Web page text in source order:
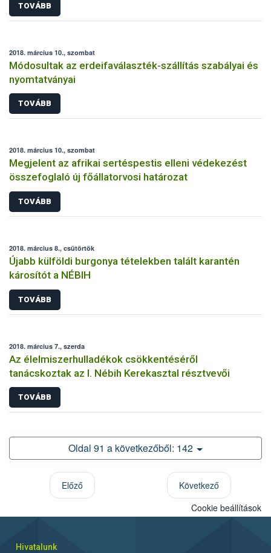
TOVÁBB
2018. március 10., szombat
Módosultak az erdeifaválaszték-szállítás szabályai és
nyomtatványai
TOVÁBB
2018. március 10., szombat
Megjelent az afrikai sertéspestis elleni védekezést
összefoglaló új főállatorvosi határozat
TOVÁBB
2018. március 8., csütörtök
Újabb külföldi burgonya tételekben talált karantén
károsítót a NÉBIH
TOVÁBB
2018. március 7., szerda
Az élelmiszerhulladékok csökkentéséről
tanácskoztak az I. Nébih Kerekasztal résztvevői
TOVÁBB
Oldal 91 a következőből: 142
Előző
Következő
Cookie beállítások
Hivatalunk